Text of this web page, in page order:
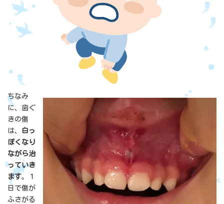
ちなみ
に、歯ぐ
きの傷
は、
白っ
ぽくなり
ながら治
っていき
ます。１
日で傷が
ふさがる